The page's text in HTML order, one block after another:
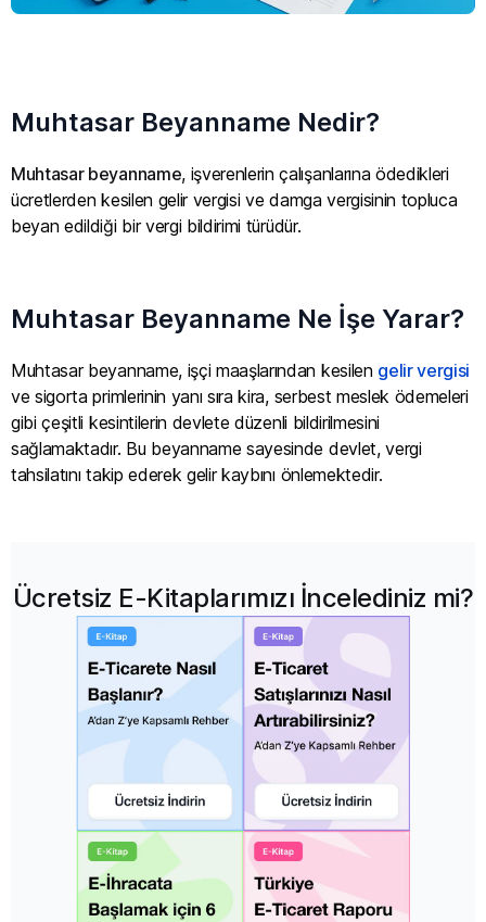
Muhtasar Beyanname Nedir?
Muhtasar beyanname, işverenlerin çalışanlarına ödedikleri
ücretlerden kesilen gelir vergisi ve damga vergisinin topluca
beyan edildiği bir vergi bildirimi türüdür.
Muhtasar Beyanname Ne İşe Yarar?
Muhtasar beyanname, işçi maaşlarından kesilen gelir vergisi
ve sigorta primlerinin yanı sıra kira, serbest meslek ödemeleri
gibi çeşitli kesintilerin devlete düzenli bildirilmesini
sağlamaktadır. Bu beyanname sayesinde devlet, vergi
tahsilatını takip ederek gelir kaybını önlemektedir.
Ücretsiz E-Kitaplarımızı İncelediniz mi?